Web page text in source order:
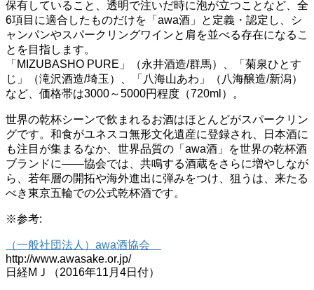
保有していること、透明で注いだ時に泡が立つことなど、全
6項目に適合したものだけを「awa酒」と定義・認定し、シ
ャンパンやスパークリングワインと肩を並べる存在になるこ
とを目指します。
「MIZUBASHO PURE」（永井酒造/群馬）、「菊泉ひとす
じ」（滝沢酒造/埼玉）、「八海山あわ」（八海醸造/新潟）
など、価格帯は3000～5000円程度（720ml）。
世界の乾杯シーンで飲まれるお酒はほとんどがスパークリン
グです。和食がユネスコ無形文化遺産に登録され、日本酒に
も注目が集まるなか、世界品質の「awa酒」を世界の乾杯酒
ブランドに——協会では、共鳴する酒蔵をさらに増やしなが
ら、若年層の開拓や海外進出に弾みをつけ、狙うは、来たる
べき東京五輪での公式乾杯酒です。
※参考:
（一般社団法人）awa酒協会
http://www.awasake.or.jp/
日経МＪ（2016年11月4日付）